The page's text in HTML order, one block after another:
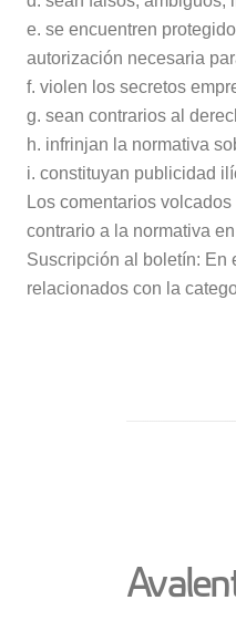
e. se encuentren
autorización necesaria
f. violen los secretos
g. sean contrarios al
h. infrinjan la normativa
i. constituyan publicidad
Los comentarios
contrario a la normativa
Suscripción al boletín: En
relacionados con la